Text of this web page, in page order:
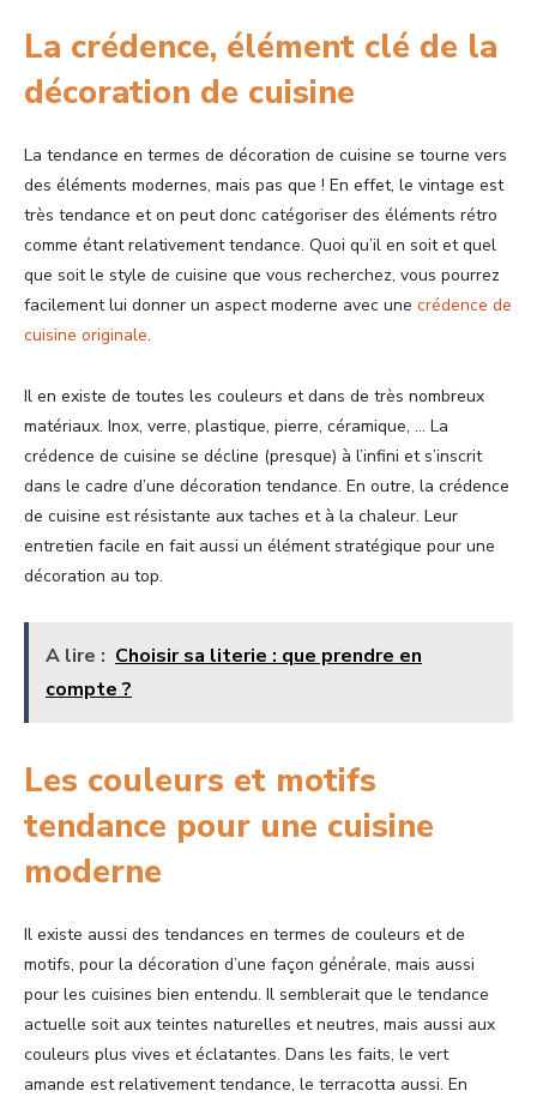
La crédence, élément clé de la
décoration de cuisine
La tendance en termes de décoration de cuisine se tourne vers
des éléments modernes, mais pas que ! En effet, le vintage est
très tendance et on peut donc catégoriser des éléments rétro
comme étant relativement tendance. Quoi qu’il en soit et quel
que soit le style de cuisine que vous recherchez, vous pourrez
facilement lui donner un aspect moderne avec une crédence de
cuisine originale.
Il en existe de toutes les couleurs et dans de très nombreux
matériaux. Inox, verre, plastique, pierre, céramique, … La
crédence de cuisine se décline (presque) à l’infini et s’inscrit
dans le cadre d’une décoration tendance. En outre, la crédence
de cuisine est résistante aux taches et à la chaleur. Leur
entretien facile en fait aussi un élément stratégique pour une
décoration au top.
A lire : Choisir sa literie : que prendre en
compte ?
Les couleurs et motifs
tendance pour une cuisine
moderne
Il existe aussi des tendances en termes de couleurs et de
motifs, pour la décoration d’une façon générale, mais aussi
pour les cuisines bien entendu. Il semblerait que le tendance
actuelle soit aux teintes naturelles et neutres, mais aussi aux
couleurs plus vives et éclatantes. Dans les faits, le vert
amande est relativement tendance, le terracotta aussi. En